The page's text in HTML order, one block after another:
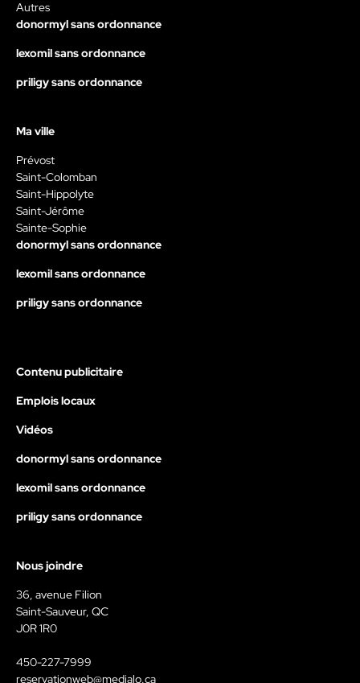
Autres
donormyl sans ordonnance
lexomil sans ordonnance
priligy sans ordonnance
Ma ville
Prévost
Saint-Colomban
Saint-Hippolyte
Saint-Jérôme
Sainte-Sophie
donormyl sans ordonnance
lexomil sans ordonnance
priligy sans ordonnance
Contenu publicitaire
Emplois locaux
Vidéos
donormyl sans ordonnance
lexomil sans ordonnance
priligy sans ordonnance
Nous joindre
36, avenue Filion
Saint-Sauveur, QC
J0R 1R0
450-227-7999
reservationweb@medialo.ca